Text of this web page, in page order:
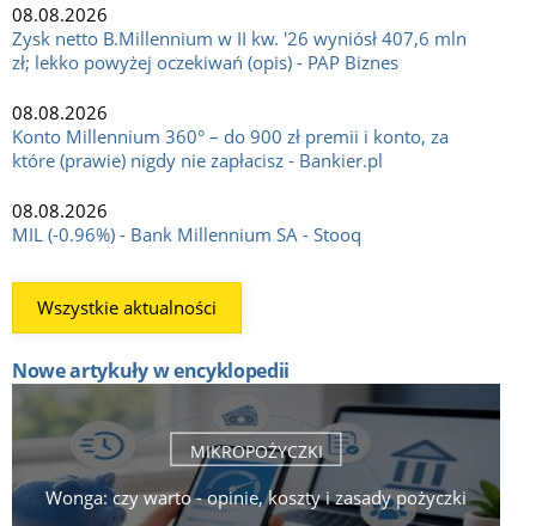
08.08.2026
Zysk netto B.Millennium w II kw. '26 wyniósł 407,6 mln
zł; lekko powyżej oczekiwań (opis) - PAP Biznes
08.08.2026
Konto Millennium 360° – do 900 zł premii i konto, za
które (prawie) nigdy nie zapłacisz - Bankier.pl
08.08.2026
MIL (-0.96%) - Bank Millennium SA - Stooq
Wszystkie aktualności
Nowe artykuły w encyklopedii
MIKROPOŻYCZKI
Wonga: czy warto - opinie, koszty i zasady pożyczki